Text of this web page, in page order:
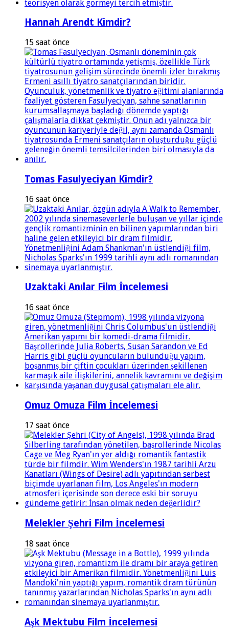
Hannah Arendt Kimdir?
15 saat önce
Tomas Fasulyeciyan Kimdir?
16 saat önce
Uzaktaki Anılar Film İncelemesi
16 saat önce
Omuz Omuza Film İncelemesi
17 saat önce
Melekler Şehri Film İncelemesi
18 saat önce
Aşk Mektubu Film İncelemesi